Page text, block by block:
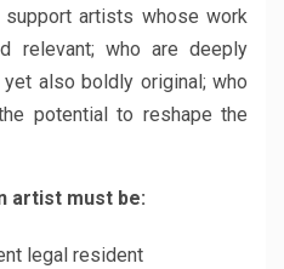
support artists whose work
relevant; who are deeply
also boldly original; who
potential to reshape the
artist must be:
legal resident